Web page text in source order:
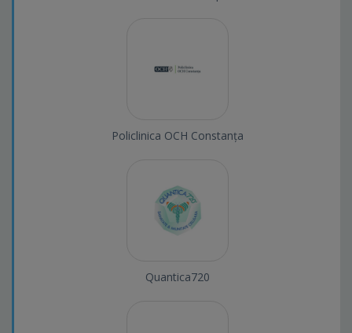
Policlinica OCH Constanța
Quantica720